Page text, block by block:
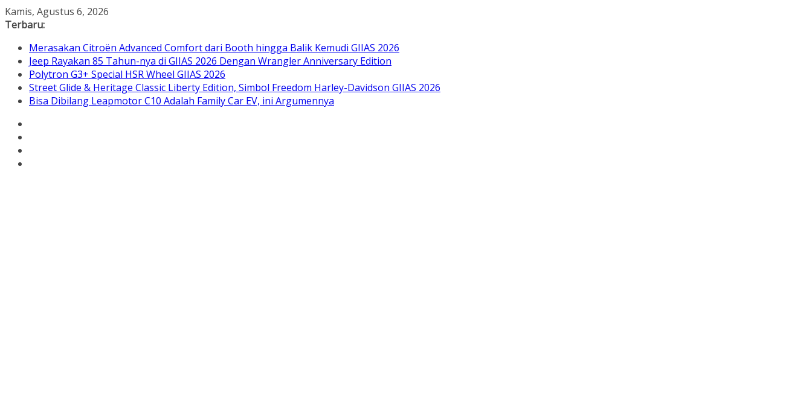
Skip
to
Kamis, Agustus 6, 2026
Terbaru:
Merasakan Citroën Advanced Comfort dari Booth hingga Balik Kemudi GIIAS 2026
Jeep Rayakan 85 Tahun-nya di GIIAS 2026 Dengan Wrangler Anniversary Edition
Polytron G3+ Special HSR Wheel GIIAS 2026
Street Glide & Heritage Classic Liberty Edition, Simbol Freedom Harley-Davidson GIIAS 2026
Bisa Dibilang Leapmotor C10 Adalah Family Car EV, ini Argumennya